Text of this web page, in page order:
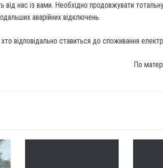
нас із вами. Необхідно продовжувати
аварійних відключень.
відповідально ставиться до споживання
По